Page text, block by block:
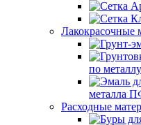
Лакокрасочные
по
металла
Расходные